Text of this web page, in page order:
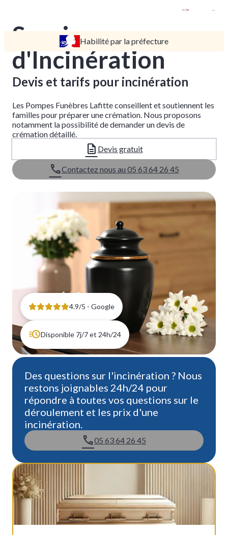
DEVIS
DÉMARCHES
TRANSPORT
ORGANISATION / PRÉPARATION
URGENCE / ASSISTANCE
Habilité par la préfecture
4.9/5 - Google
Disponible 7j/7 et 24h/24
Services
d'Incinération
Devis et tarifs pour incinération
Les Pompes Funèbres Lafitte conseillent et soutiennent les
familles pour préparer une crémation. Nous proposons
notamment la possibilité de demander un devis de
crémation détaillé.
Devis gratuit
Contactez nous au 05 63 64 26 45
Des questions sur l'incinération ? Nous
restons joignables 24h/24 pour
répondre à toutes vos questions sur le
déroulement et les prix d'une
incinération.
05 63 64 26 45